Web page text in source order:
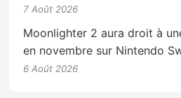
7 Août 2026
Moonlighter 2 aura droit à
en novembre sur Nintendo
6 Août 2026